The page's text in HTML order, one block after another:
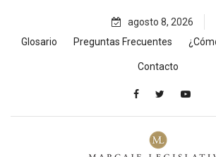
content
agosto 8, 2026
Glosario
Preguntas Frecuentes
Contacto